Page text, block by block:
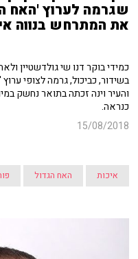
שגרמה לערוץ 'האח
את המתרחש בנווה
כמידי בוקר דנו שי גולדשטיין
בשידור, כביכול, גרמה לצופי
והעיר וינה זכתה בתואר נחשק
כנראה.
15/08/2018
איכות האח הגדול